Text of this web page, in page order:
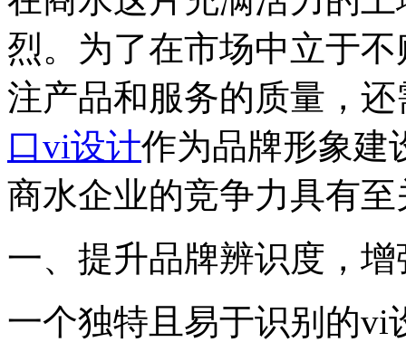
烈。为了在市场中立于
注产品和服务的质量，
口vi设计作为品牌形象建
商水企业的竞争力具有
一、提升品牌辨识度，
一个独特且易于识别的vi